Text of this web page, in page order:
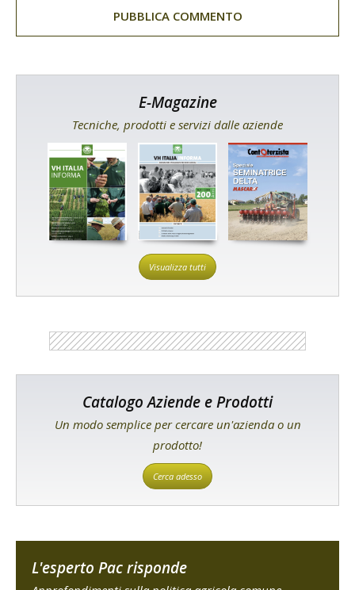
E-Magazine
Tecniche, prodotti e servizi dalle aziende
Visualizza tutti
Catalogo Aziende e Prodotti
Un modo semplice per cercare un'azienda o un
prodotto!
Cerca adesso
L'esperto Pac risponde